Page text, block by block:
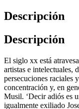
Descripción
Descripción
El siglo xx está
artistas e intelectuales,
persecuciones raciales
concentración y, en
Musil. ‘Decir adiós es
igualmente exiliado